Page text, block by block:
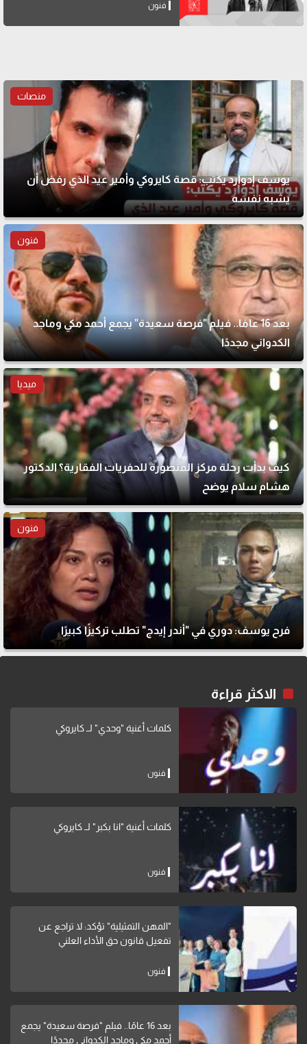
فنون
منصات
يوسف إدوارد يكتب: قصة كايروكي وأمير عيد الذي رفض أن
يشبه نفسه
فنون
بعد 16 عامًا.. فيلم "فرصة سعيدة" يجمع أحمد مكي وماجد
الكدواني مجددًا
ميديا
كيف بدأت رحلة مركز المنصورة للحفريات الفقارية؟ الدكتور
هشام سلام يوضح
فنون
فرح يوسف: دوري في "أندر إيدج" تطلب تركيزًا كبيرًا
الاكثر قراءة
كلمات أغنية "وحدي" لــ كايروكي
فنون
كلمات أغنية "انا بكبر" لــ كايروكي
فنون
"المهن التمثيلية" تؤكد: لا تراجع عن
تفعيل قانون حق الأداء العلني
فنون
بعد 16 عامًا.. فيلم "فرصة سعيدة" يجمع
أحمد مكي وماجد الكدواني مجددًا